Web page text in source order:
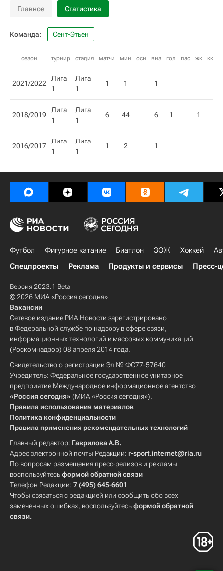
Главное Статистика
Команда: Сент-Этьен
сезон турнир стадия матчи мин осн внз гол пас жк кк
2021/2022
Лига
1
Лига
1
1 1 1
2018/2019
Лига
1
Лига
1
6 44 6 1 1
2016/2017
Лига
1
Лига
1
1 2 1
Футбол Фигурное катание Биатлон ЗОЖ Хоккей
Спецпроекты
Реклама Продукты и сервисы Пресс-
Версия 2023.1 Beta
© 2026 МИА «Россия сегодня»
Вакансии
Сетевое издание РИА Новости зарегистрировано
в Федеральной службе по надзору в сфере связи,
информационных технологий и массовых коммуникаций
(Роскомнадзор) 08 апреля 2014 года.
Свидетельство о регистрации Эл № ФС77-57640
Учредитель: Федеральное государственное унитарное
предприятие Международное информационное агентство
«Россия сегодня» (МИА «Россия сегодня»).
Правила использования материалов
Политика конфиденциальности
Правила применения рекомендательных технологий
Главный редактор: Гаврилова А.В.
Адрес электронной почты Редакции: r-sport.internet@ria.ru
По вопросам размещения пресс-релизов и рекламы
воспользуйтесьформой обратной связи
Телефон Редакции: 7 (495) 645-6601
Чтобы связаться с редакцией или сообщить обо всех
замеченных ошибках, воспользуйтесьформой обратной
связи.